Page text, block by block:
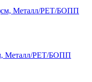
Металл/PET/БОПП